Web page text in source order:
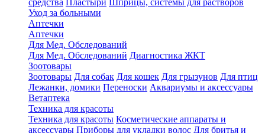
средства Пластыри Шприцы, системы для растворов
Уход за больными
Аптечки
Аптечки
Для Мед. Обследований
Для Мед. Обследований Диагностика ЖКТ
Зоотовары
Зоотовары Для собак Для кошек Для грызунов Для птиц
Лежанки, домики Переноски Аквариумы и аксессуары
Ветаптека
Техника для красоты
Техника для красоты Косметические аппараты и
аксессуары Приборы для укладки волос Для бритья и